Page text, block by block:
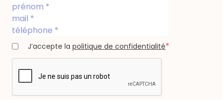
J’accepte lapolitique de confidentialité*